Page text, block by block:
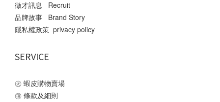
徵才訊息 Recruit
品牌故事 Brand Story
隱私權政策 privacy policy
SERVICE
㊋ 蝦皮購物賣場
㊠ 條款及細則